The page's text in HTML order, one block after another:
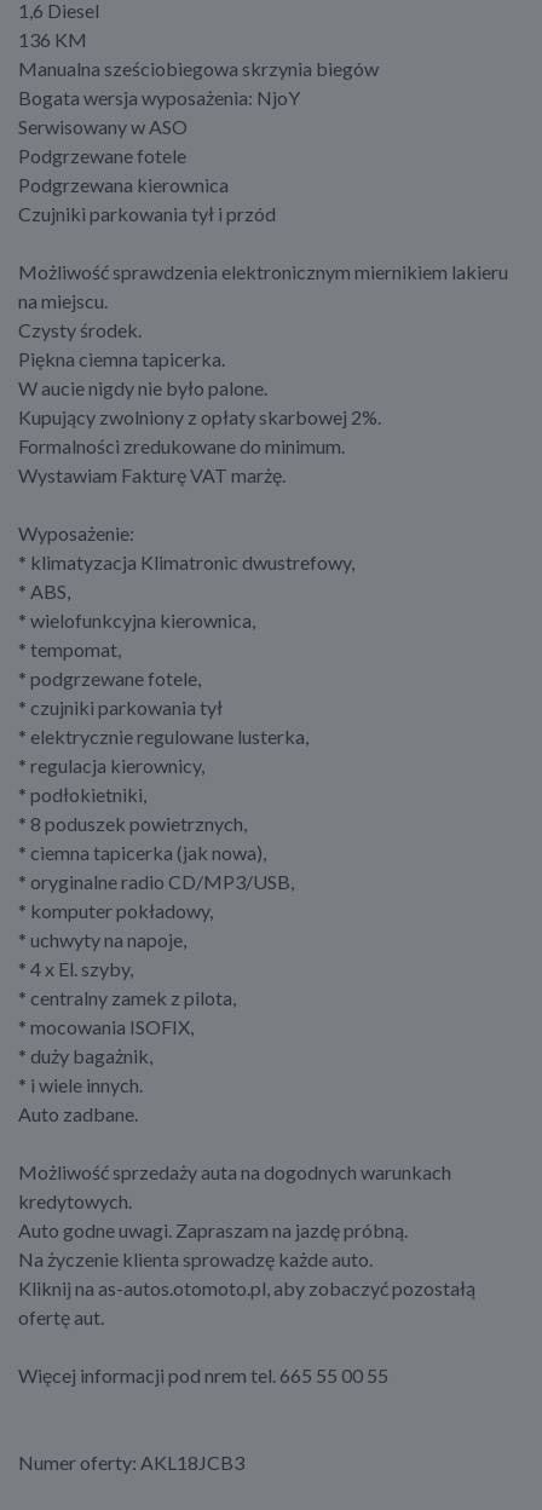
1,6 Diesel
136 KM
Manualna sześciobiegowa skrzynia biegów
Bogata wersja wyposażenia: NjoY
Serwisowany w ASO
Podgrzewane fotele
Podgrzewana kierownica
Czujniki parkowania tył i przód
Możliwość sprawdzenia elektronicznym miernikiem lakieru
na miejscu.
Czysty środek.
Piękna ciemna tapicerka.
W aucie nigdy nie było palone.
Kupujący zwolniony z opłaty skarbowej 2%.
Formalności zredukowane do minimum.
Wystawiam Fakturę VAT marżę.
Wyposażenie:
* klimatyzacja Klimatronic dwustrefowy,
* ABS,
* wielofunkcyjna kierownica,
* tempomat,
* podgrzewane fotele,
* czujniki parkowania tył
* elektrycznie regulowane lusterka,
* regulacja kierownicy,
* podłokietniki,
* 8 poduszek powietrznych,
* ciemna tapicerka (jak nowa),
* oryginalne radio CD/MP3/USB,
* komputer pokładowy,
* uchwyty na napoje,
* 4 x El. szyby,
* centralny zamek z pilota,
* mocowania ISOFIX,
* duży bagażnik,
* i wiele innych.
Auto zadbane.
Możliwość sprzedaży auta na dogodnych warunkach
kredytowych.
Auto godne uwagi. Zapraszam na jazdę próbną.
Na życzenie klienta sprowadzę każde auto.
Kliknij na as-autos.otomoto.pl, aby zobaczyć pozostałą
ofertę aut.
Więcej informacji pod nrem tel. 665 55 00 55
Numer oferty: AKL18JCB3